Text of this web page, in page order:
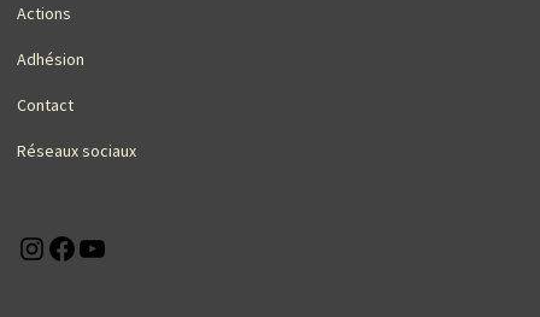
Actions
Adhésion
Contact
Réseaux sociaux
Instagram
Facebook